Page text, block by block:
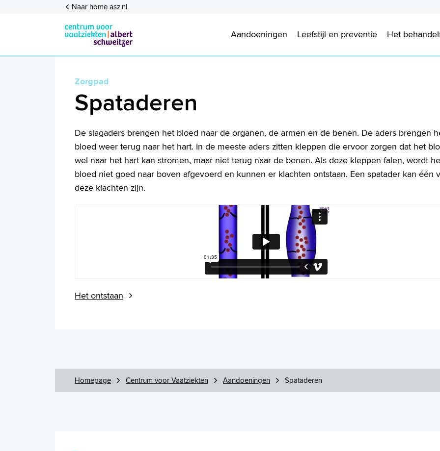
Naar home asz.nl
Aandoeningen Leefstijl en preventie Het
Zorgpad
Spataderen
De slagaders brengen het bloed naar de organen, de armen en de benen. De aders brengen
bloed weer terug naar het hart. In de meeste aders zitten kleppen die ervoor zorgen dat het
wel naar het hart kan stromen, maar niet terug naar de benen. Als deze kleppen falen, wordt
bloed niet goed naar boven afgevoerd en kunnen er klachten ontstaan. Een spatader kan één
deze klachten zijn.
Het ontstaan
Homepage Centrum voor Vaatziekten Aandoeningen Spataderen